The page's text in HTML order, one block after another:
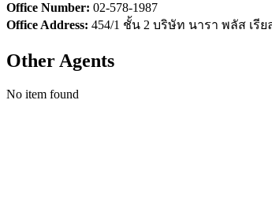
Office Number: 02-578-1987
Office Address: 454/1 ชั้น 2 บริษัท นารา พลัส เรี
Other Agents
No item found